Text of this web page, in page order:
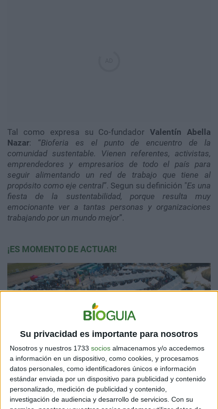
Su privacidad es importante para nosotros
Nosotros y nuestros 1733 socios almacenamos y/o accedemos
a información en un dispositivo, como cookies, y procesamos
datos personales, como identificadores únicos e información
estándar enviada por un dispositivo para publicidad y contenido
personalizado, medición de publicidad y contenido,
investigación de audiencia y desarrollo de servicios. Con su
Tal como expresa su Co-fundadorValentín Abella
Nazar: “Bioferia es el punto de encuentro de la
comunidad sustentable. Vienen referentes, activistas,
emprendedores y empresarios de todo el país para
seguir alimentando un red de trabajo que tiene al
propósito como eje central”. Segun su definición "Es una
fiesta de la sustentabilidad, porque resulta muy
emocionante ver a tantas personas y organizaciones
trabajando por un mundo mejor”.
¡ES MOMENTO DE ACTUAR!
Gentileza de Gonzalo Esteguy @THISGUYPHOTO
Elcambio climático es el mayor desafío ambiental y